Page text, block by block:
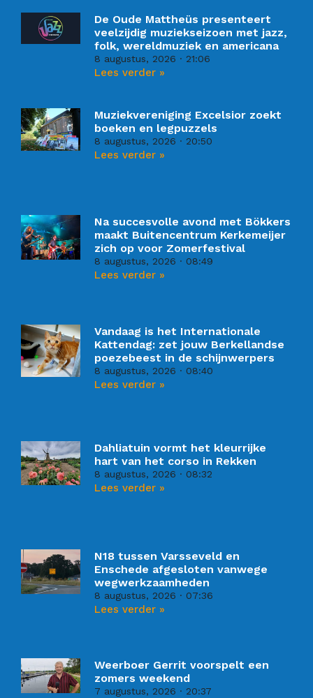
De Oude Mattheüs presenteert
veelzijdig muziekseizoen met jazz,
folk, wereldmuziek en americana
8 augustus, 2026 21:06
Lees verder »
Muziekvereniging Excelsior zoekt
boeken en legpuzzels
8 augustus, 2026 20:50
Lees verder »
Na succesvolle avond met Bökkers
maakt Buitencentrum Kerkemeijer
zich op voor Zomerfestival
8 augustus, 2026 08:49
Lees verder »
Vandaag is het Internationale
Kattendag: zet jouw Berkellandse
poezebeest in de schijnwerpers
8 augustus, 2026 08:40
Lees verder »
Dahliatuin vormt het kleurrijke
hart van het corso in Rekken
8 augustus, 2026 08:32
Lees verder »
N18 tussen Varsseveld en
Enschede afgesloten vanwege
wegwerkzaamheden
8 augustus, 2026 07:36
Lees verder »
Weerboer Gerrit voorspelt een
zomers weekend
7 augustus, 2026 20:37